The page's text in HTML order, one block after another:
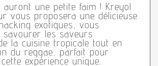
une petite faim ! Kreyol
vous proposera une délicieuse
exotiques, vous
savourer les saveurs
la cuisine tropicale tout en
du reggae, parfait pour
expérience unique.